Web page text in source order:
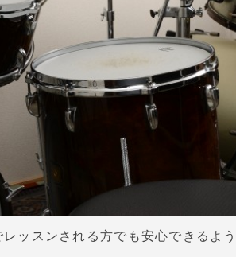
ッスンされる方でも安心できるよ